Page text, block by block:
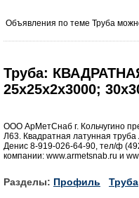
Объявления по теме Труба
Труба:
25х25х2х3000;
ООО АрМетСнаб г. Кольчугино
Л63. Квадратная латунная
Денис 8-919-026-64-90, тел/ф
компании: www.armetsnab.ru и
Разделы: Профиль Труба